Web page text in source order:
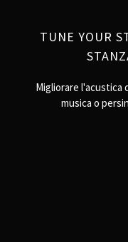
TUNE YOUR
Migliorare l'acustica
musica o